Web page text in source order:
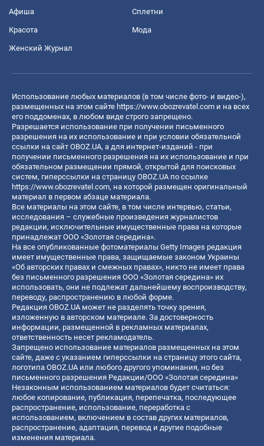
Афиша Сплетни
Красота Мода
Женский Журнал
Использование любых материалов (в том числе фото- и видео-),
размещенных на этом сайте https://www.obozrevatel.com и на всех
его поддоменах, в любом виде строго запрещено.
Разрешается использование при получении письменного
разрешения на их использование и при условии обязательной
ссылки на сайт OBOZ.UA, а для интернет-изданий - при
получении письменного разрешения на их использование и при
обязательном размещении прямой, открытой для поисковых
систем, гиперссылки на страницу OBOZ.UA по ссылке
https://www.obozrevatel.com, на которой размещен оригинальный
материал в первом абзаце материала.
Все материалы на этом сайте, в том числе интервью, статьи,
исследования – служебные произведения журналистов
редакции, исключительные имущественные права на которые
принадлежат ООО «Золотая середина».
На все опубликованные фотоматериалы Getty Images редакция
имеет имущественные права, защищаемые законом Украины
«Об авторских правах и смежных правах», никто не имеет права
без письменного разрешения ООО «Золотая середина» их
использовать, они не подлежат дальнейшему воспроизводству,
переводу, распространению в любой форме.
Редакция OBOZ.UA может не разделять точку зрения,
изложенную в авторском материале. За достоверность
информации, размещенной в рекламных материалах,
ответственность несет рекламодатель.
Запрещено использование материалов размещенных на этом
сайте, даже с указанием гиперссылки на страницу этого сайта,
логотипа OBOZ.UA или любого другого упоминания, но без
письменного разрешения Редакции/ООО «Золотая середина»
Незаконным использованием материалов будет считаться:
любое копирование, публикация, перепечатка, последующее
распространение, использование, переработка с
использованием, включением в состав других материалов,
распространение, адаптация, перевод и другие подобные
изменения материала.